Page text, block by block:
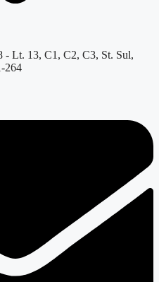
- Lt. 13, C1, C2, C3, St. Sul,
264